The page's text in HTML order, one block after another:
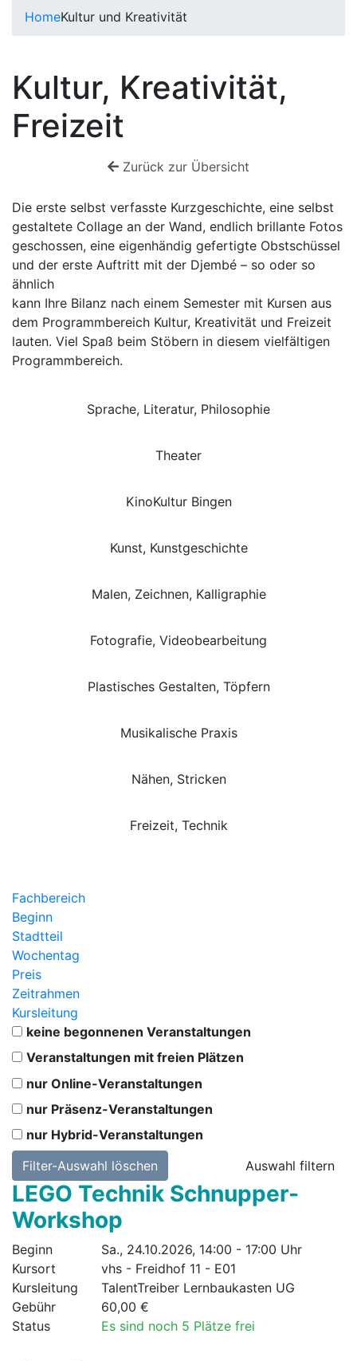
HomeKultur und Kreativität
Kultur, Kreativität,
Freizeit
Zurück zur Übersicht
Die erste selbst verfasste Kurzgeschichte, eine selbst
gestaltete Collage an der Wand, endlich brillante Fotos
geschossen, eine eigenhändig gefertigte Obstschüssel
und der erste Auftritt mit der Djembé – so oder so
ähnlich
kann Ihre Bilanz nach einem Semester mit Kursen aus
dem Programmbereich Kultur, Kreativität und Freizeit
lauten. Viel Spaß beim Stöbern in diesem vielfältigen
Programmbereich.
Sprache, Literatur, Philosophie
Theater
KinoKultur Bingen
Kunst, Kunstgeschichte
Malen, Zeichnen, Kalligraphie
Fotografie, Videobearbeitung
Plastisches Gestalten, Töpfern
Musikalische Praxis
Nähen, Stricken
Freizeit, Technik
Fachbereich
Beginn
Stadtteil
Wochentag
Preis
Zeitrahmen
Kursleitung
keine begonnenen Veranstaltungen
Veranstaltungen mit freien Plätzen
nur Online-Veranstaltungen
nur Präsenz-Veranstaltungen
nur Hybrid-Veranstaltungen
Filter-Auswahl löschen
LEGO Technik Schnupper-
Workshop
Beginn
Sa., 24.10.2026, 14:00 - 17:00 Uhr
Kursort
vhs - Freidhof 11 - E01
Kursleitung
TalentTreiber Lernbaukasten UG
Gebühr
60,00 €
Status
Es sind noch 5 Plätze frei